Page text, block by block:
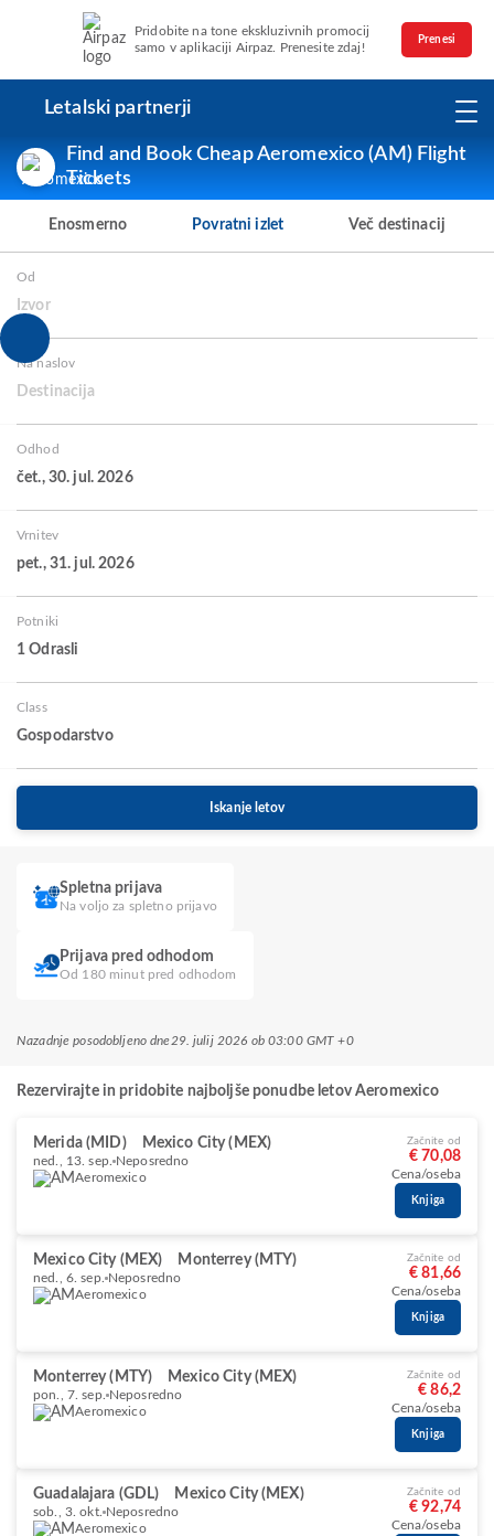
Pridobite na tone ekskluzivnih promocij
samo v aplikaciji Airpaz. Prenesite zdaj!
Prenesi
Letalski partnerji
Find and Book Cheap Aeromexico (AM) Flight
Tickets
Enosmerno Povratni izlet Več destinacij
Od
Izvor
Na naslov
Destinacija
Odhod
čet., 30. jul. 2026
Vrnitev
pet., 31. jul. 2026
Potniki
1 Odrasli
Class
Gospodarstvo
Iskanje letov
Spletna prijava
Na voljo za spletno prijavo
Prijava pred odhodom
Od 180 minut pred odhodom
Nazadnje posodobljeno dne29. julij 2026 ob 03:00 GMT +0
Rezervirajte in pridobite najboljše ponudbe letov Aeromexico
Merida (MID) Mexico City (MEX)
ned., 13. sep. Neposredno
Aeromexico
Začnite od
€ 70,08
Cena/oseba
Knjiga
Mexico City (MEX) Monterrey (MTY)
ned., 6. sep. Neposredno
Aeromexico
Začnite od
€ 81,66
Cena/oseba
Knjiga
Monterrey (MTY) Mexico City (MEX)
pon., 7. sep. Neposredno
Aeromexico
Začnite od
€ 86,2
Cena/oseba
Knjiga
Guadalajara (GDL) Mexico City (MEX)
sob., 3. okt. Neposredno
Aeromexico
Začnite od
€ 92,74
Cena/oseba